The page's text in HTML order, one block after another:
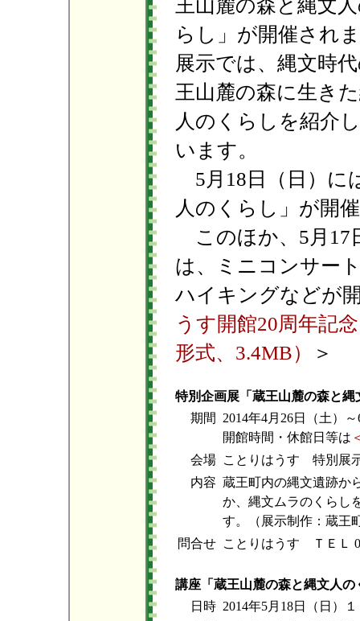
王山麓の森と縄文
らし」が開催され
展示では、縄文時
王山麓の森に生き
人のくらしを紹介
います。
5月18日（日）に
人のくらし」が開
このほか、5月17
は、ミニコンサー
ハイキングなどが
うす開館20周年記
形式、3.4MB）
＞
特別企画展「蔵王山麓の森と縄
期間
2014年4月26日（土）
開館時間・休館日等は
会場 ことりはうす 特別展
内容 蔵王町内の縄文遺跡か
か、縄文ムラのくらし
す。（展示制作：蔵王
問合せ ことりはうす ＴＥＬ
講座「蔵王山麓の森と縄文人の
日時 2014年5月18日（日）